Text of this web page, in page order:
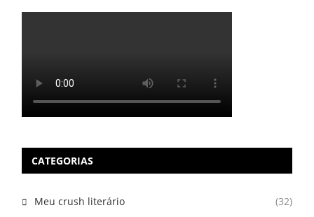
CATEGORIAS
Meu crush literário (32)